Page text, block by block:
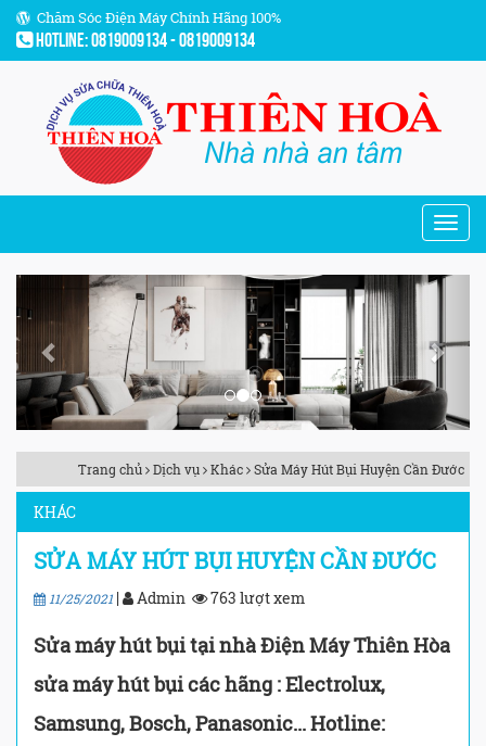
Chăm Sóc Điện Máy Chính Hãng 100%
Hotline: 0819009134 - 0819009134
Previous Next
Trang chủ Dịch vụ Khác Sửa Máy Hút Bụi Huyện Cần Đước
KHÁC
SỬA MÁY HÚT BỤI HUYỆN CẦN ĐƯỚC
11/25/2021 | Admin 763 lượt xem
Sửa máy hút bụi tại nhà Điện Máy Thiên Hòa
sửa máy hút bụi các hãng : Electrolux,
Samsung, Bosch, Panasonic... Hotline: